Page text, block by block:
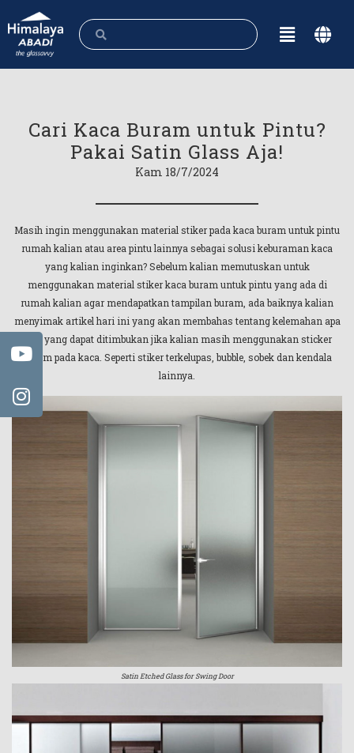
Cari Kaca Buram untuk Pintu?
Pakai Satin Glass Aja!
Kam 18/7/2024
Masih ingin menggunakan material stiker pada kaca buram untuk pintu
rumah kalian atau area pintu lainnya sebagai solusi keburaman kaca
yang kalian inginkan? Sebelum kalian memutuskan untuk
menggunakan material stiker kaca buram untuk pintu yang ada di
rumah kalian agar mendapatkan tampilan buram, ada baiknya kalian
menyimak artikel hari ini yang akan membahas tentang kelemahan apa
saja yang dapat ditimbukan jika kalian masih menggunakan sticker
buram pada kaca. Seperti stiker terkelupas, bubble, sobek dan kendala
lainnya.
Satin Etched Glass for Swing Door